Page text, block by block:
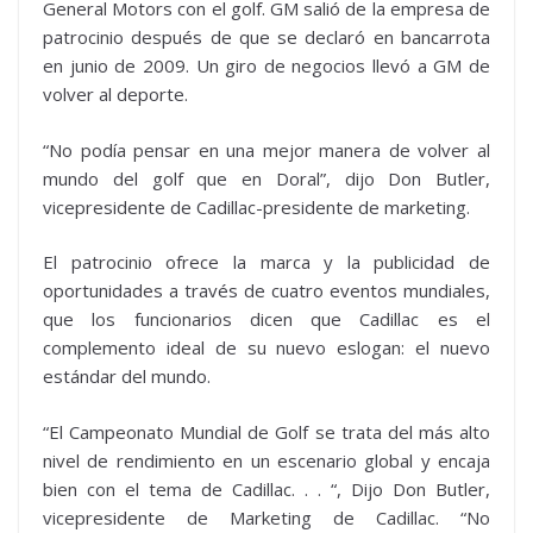
General Motors con el golf. GM salió de la empresa de
patrocinio después de que se declaró en bancarrota
en junio de 2009. Un giro de negocios llevó a GM de
volver al deporte.
“No podía pensar en una mejor manera de volver al
mundo del golf que en Doral”, dijo Don Butler,
vicepresidente de Cadillac-presidente de marketing.
El patrocinio ofrece la marca y la publicidad de
oportunidades a través de cuatro eventos mundiales,
que los funcionarios dicen que Cadillac es el
complemento ideal de su nuevo eslogan: el nuevo
estándar del mundo.
“El Campeonato Mundial de Golf se trata del más alto
nivel de rendimiento en un escenario global y encaja
bien con el tema de Cadillac. . . “, Dijo Don Butler,
vicepresidente de Marketing de Cadillac. “No